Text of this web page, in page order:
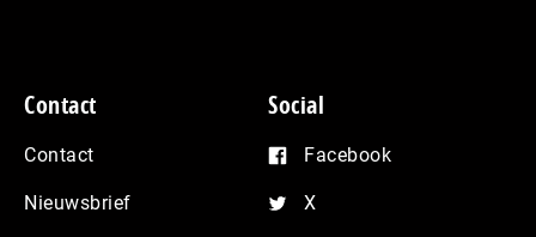
Contact
Contact
Nieuwsbrief
Social
Facebook
X